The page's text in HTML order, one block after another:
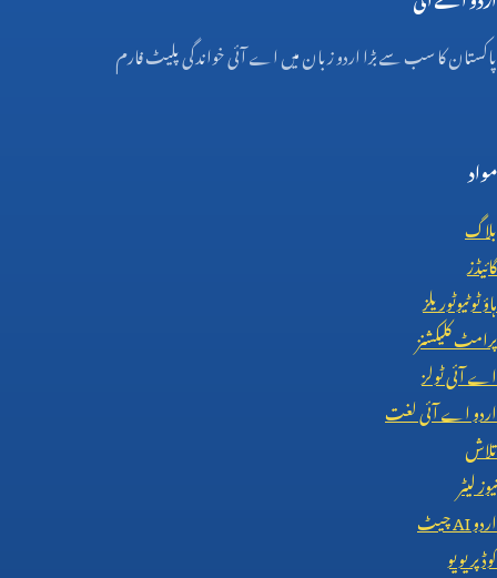
پاکستان کا سب سے بڑا اردو زبان میں اے آئی خواندگی پلیٹ فارم
مواد
بلاگ
گائیڈز
ہاؤ ٹو ٹیوٹوریلز
پرامٹ کلیکشنز
اے آئی ٹولز
اردو اے آئی لغت
تلاش
نیوز لیٹر
اردوAIچیٹ
کوڈ پریویو